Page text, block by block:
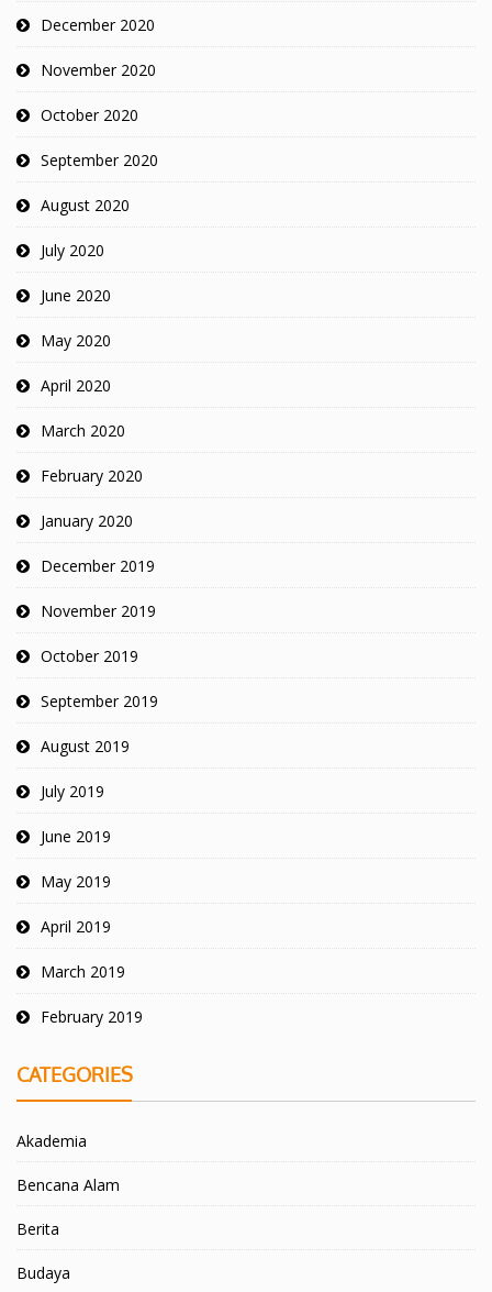
December 2020
November 2020
October 2020
September 2020
August 2020
July 2020
June 2020
May 2020
April 2020
March 2020
February 2020
January 2020
December 2019
November 2019
October 2019
September 2019
August 2019
July 2019
June 2019
May 2019
April 2019
March 2019
February 2019
CATEGORIES
Akademia
Bencana Alam
Berita
Budaya